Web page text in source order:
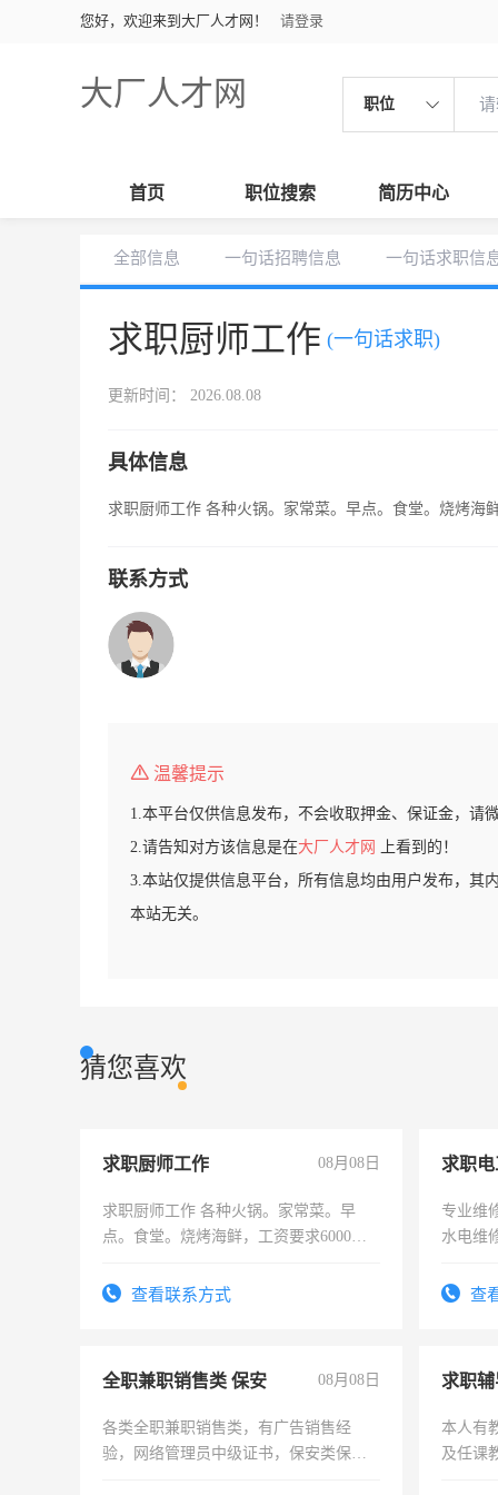
您好，欢迎来到大厂人才网！ 请登录
大厂人才网 职位
首页 职位搜索 简历中心
全部信息 一句话招聘信息 一句话求职信
求职厨师工作 (一句话求职)
更新时间： 2026.08.08
具体信息
求职厨师工作 各种火锅。家常菜。早点。食堂。烧烤海
联系方式
温馨提示
1.本平台仅供信息发布，不会收取押金、保证金，请
2.请告知对方该信息是在大厂人才网
上看到的！
3.本站仅提供信息平台，所有信息均由用户发布，其
本站无关。
猜您喜欢
求职厨师工作 08月08日
求职厨师工作 各种火锅。家常菜。早
点。食堂。烧烤海鲜，工资要求6000以
查看联系方式
求职电
专业维
水电维
查
全职兼职销售类 保安 08月08日
各类全职兼职销售类，有广告销售经
验，网络管理员中级证书，保安类保安
求职
本人有
及任课